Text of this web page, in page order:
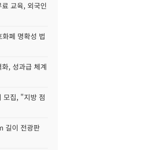
교육, 외국인
폐 명확성 법
, 성과급 체계
모집, "지방 점
길이 전광판